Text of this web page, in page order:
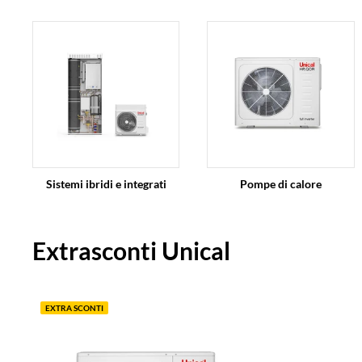
Sistemi ibridi e integrati Pompe di calore
Extrasconti Unical
EXTRA SCONTI